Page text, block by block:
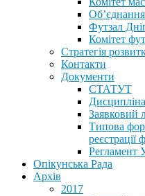
Футзал
Комітет
Стратегія
Контакти
Документи
СТАТУТ
Заявковий
Типова
реєстрації
Регламент
Опікунська Рада
Архів
2017